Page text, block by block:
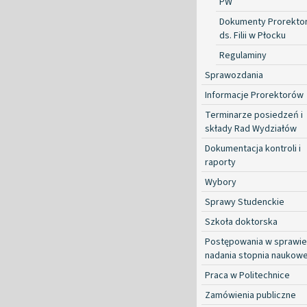
Dokumenty
ds. Filii w Płocku
Regulaminy
Sprawozdania
Informacje Prorektorów
Terminarze posiedzeń i
składy Rad Wydziałów
Dokumentacja kontroli i
raporty
Wybory
Sprawy Studenckie
Szkoła doktorska
Postępowania w sprawie
nadania stopnia
Praca w Politechnice
Zamówienia publiczne